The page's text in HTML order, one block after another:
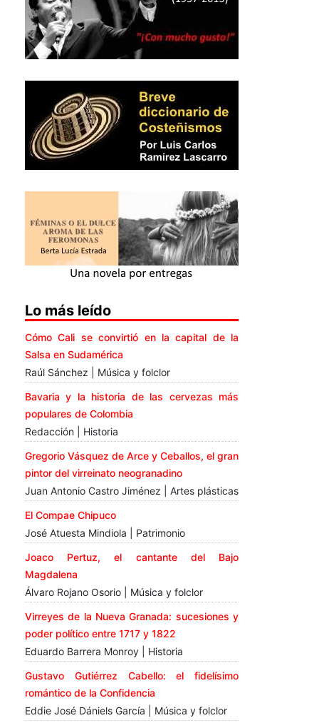
Lo más leído
Cómo Cali se convirtió en la capital de la
Salsa en Sudamérica
Raúl Sánchez | Música y folclor
Bavaria y la historia de las cervezas más
populares de Colombia
Redacción | Historia
Gregorio Vásquez de Arce y Ceballos, el gran
pintor del virreinato neogranadino
Juan Antonio Castro Jiménez | Artes plásticas
El Compae Chipuco
José Atuesta Mindiola | Patrimonio
Joaco Pertuz, el cantante del Bajo
Magdalena
Álvaro Rojano Osorio | Música y folclor
Virreyes de la Nueva Granada: sucesiones y
poder político entre 1717 y 1822
Eduardo Barrera Monroy | Historia
Gustavo Gutiérrez Cabello: el fidelísimo
romántico de la Confidencia
Eddie José Dániels García | Música y folclor